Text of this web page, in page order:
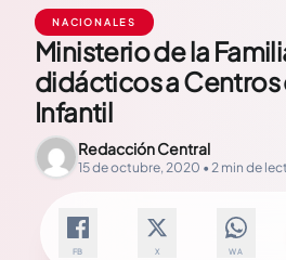
NACIONALES
Ministerio de la
didácticos a Centros
Infantil
Redacción Central
15 de octubre, 2020 • 2 min de
FB X WA